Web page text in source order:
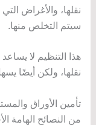
نقلها، والأغراض
سيتم التخلص منها.
هذا التنظيم لا
نقلها، ولكن أيضًا
تأمين الأوراق
من النصائح الهامة